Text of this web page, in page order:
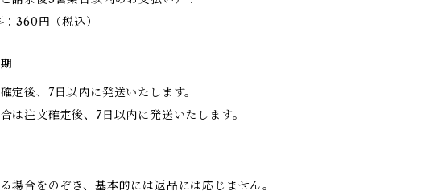
360円（税込）
定後、7日以内に発送いたします。
は注文確定後、7日以内に発送いたします。
場合をのぞき、基本的には返品には応じません。